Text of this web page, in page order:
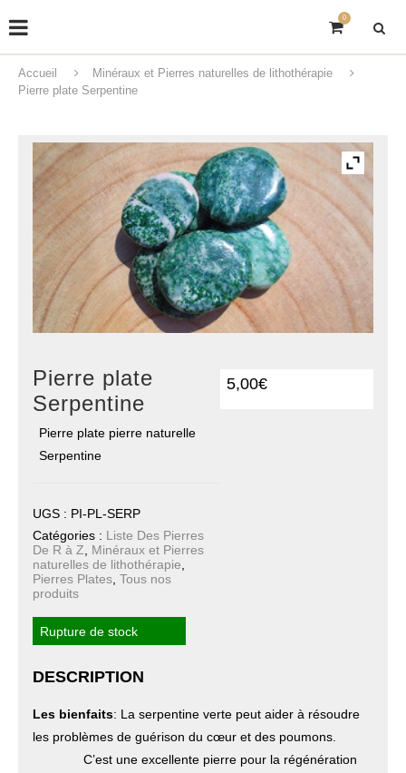
0
Accueil
Minéraux et Pierres naturelles de lithothérapie
Pierre plate Serpentine
Pierre plate
Serpentine
5,00€
Pierre plate pierre naturelle
Serpentine
UGS : PI-PL-SERP
Catégories : Liste Des Pierres
De R à Z, Minéraux et Pierres
naturelles de lithothérapie,
Pierres Plates,Tous nos
produits
Rupture de stock
DESCRIPTION
Les bienfaits: La serpentine verte peut aider à résoudre
les problèmes de guérison du cœur et des poumons.
C’est une excellente pierre pour la régénération